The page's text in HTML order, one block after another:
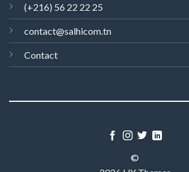
(+216) 56 22 22 25
contact@salhicom.tn
Contact
©